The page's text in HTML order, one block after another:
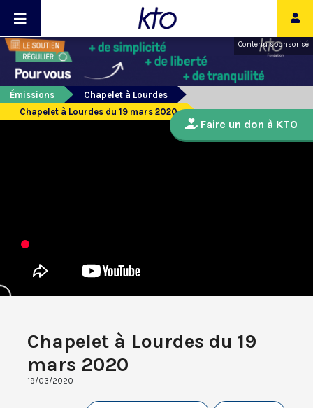
Contenu sponsorisé
Émissions
Chapelet à Lourdes
Chapelet à Lourdes du 19 mars 2020
Chapelet à Lourdes du 19
mars 2020
19/03/2020
Faire un don à KTO